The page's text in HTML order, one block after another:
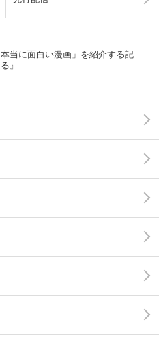
当に面白い漫画」を紹介する記
』